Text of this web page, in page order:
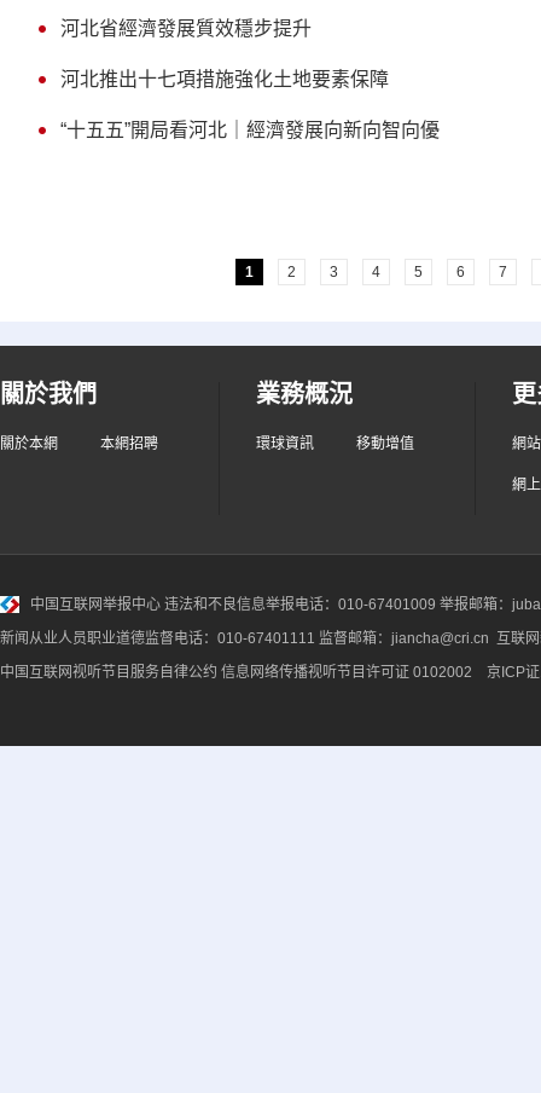
河北省經濟發展質效穩步提升
河北推出十七項措施強化土地要素保障
“十五五”開局看河北｜經濟發展向新向智向優
1 2 3 4 5 6 7
關於我們
關於本網 本網招聘
業務概況
環球資訊 移動增值 網
網
中国互联网举报中心 违法和不良信息举报电话：010-67401009 举报邮箱：
新闻从业人员职业道德监督电话：010-67401111 监督邮箱：jiancha@cri.cn 互联
中国互联网视听节目服务自律公约 信息网络传播视听节目许可证 0102002 京ICP